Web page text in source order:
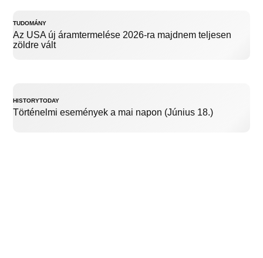
TUDOMÁNY
Az USA új áramtermelése 2026-ra majdnem teljesen
zöldre vált
HISTORYTODAY
Történelmi események a mai napon (Június 18.)